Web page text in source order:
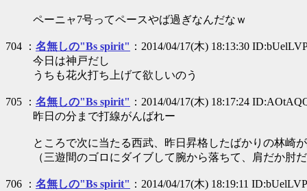
ペーニャ7号ってペースやば過ぎなんだなｗ
704 ： 名無しの"Bs spirit" ：2014/04/17(木) 18:13:30
今日は神戸だし
うちも花火打ち上げて欲しいのう
705 ： 名無しの"Bs spirit" ：2014/04/17(木) 18:17:24
昨日の分まで打線がんばれー
ところで次に当たる西武、昨日昇格したばかりの林崎
（三遊間のゴロにダイブして腕から落ちて、肩だか肘
706 ： 名無しの"Bs spirit" ：2014/04/17(木) 18:19:11